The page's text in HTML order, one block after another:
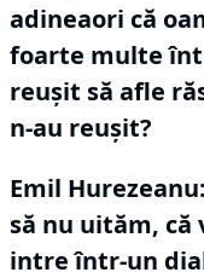
adineaori că
foarte multe
reușit să afle
n-au reușit?
Emil Hurezeanu:
să nu uităm,
intre într-un